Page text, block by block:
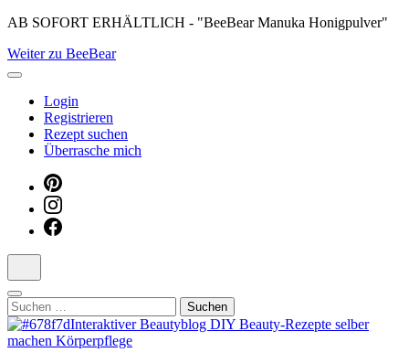
Skip
content
(Press
AB SOFORT ERHÄLTLICH - "BeeBear Manuka Honigpulver"
Weiter zu BeeBear
Login
Registrieren
Rezept suchen
Überrasche mich
Suchen
nach: